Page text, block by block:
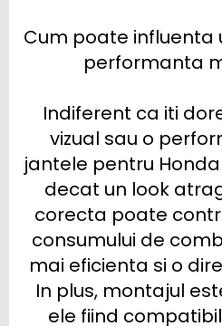
Cum poate influenta
performanta
Indiferent ca iti
vizual sau o
jantele pentru
decat un look
corecta poate
consumului de
mai eficienta si o
In plus, montajul
ele fiind